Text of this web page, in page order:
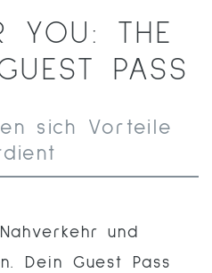
YOU: THE
PASS
sich Vorteile
und
Dein Guest Pass